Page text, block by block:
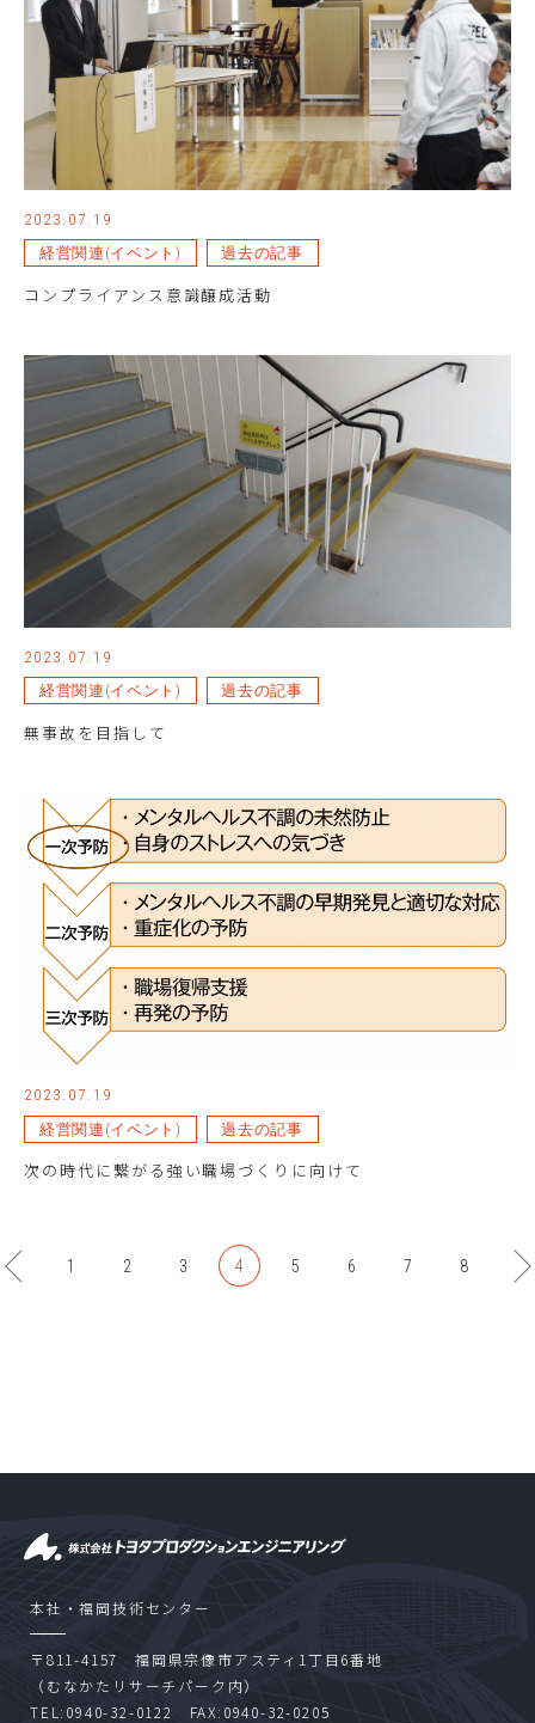
2023.07.19
経営関連(イベント)
過去の記事
コンプライアンス意識醸成活動
2023.07.19
経営関連(イベント)
過去の記事
無事故を目指して
2023.07.19
経営関連(イベント)
過去の記事
次の時代に繋がる強い職場づくりに向けて
1 2 3 4 5 6 7 8
本社・福岡技術センター
〒811-4157 福岡県宗像市アスティ1丁目6番地
（むなかたリサーチパーク内）
TEL:0940-32-0122 FAX:0940-32-0205